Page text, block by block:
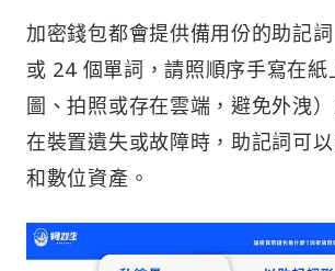
加密錢包都會提供備用份的助記
或 24 個單詞，請照順序手寫在紙
圖、拍照或存在雲端，避免外洩
在裝置遺失或故障時，助記詞可
和數位資產。